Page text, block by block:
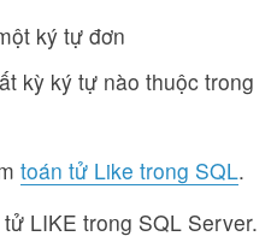
ký tự đơn
kỳ ký tự nào thuộc trong
toán tử Like trong SQL.
LIKE trong SQL Server.